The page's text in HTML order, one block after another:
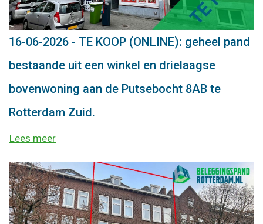
16-06-2026 - TE KOOP (ONLINE): geheel pand
bestaande uit een winkel en drielaagse
bovenwoning aan de Putsebocht 8AB te
Rotterdam Zuid.
Lees meer